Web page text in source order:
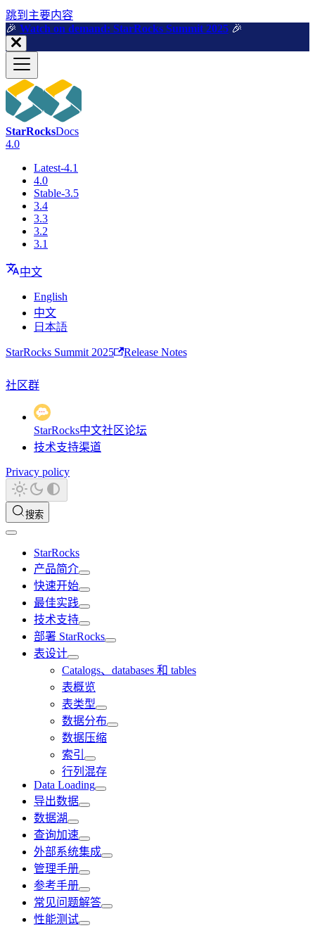
跳到主要内容
🎉️ Watch on demand: StarRocks Summit 2025 🎉️
StarRocksDocs
4.0
Latest-4.1
4.0
Stable-3.5
3.4
3.3
3.2
3.1
中文
English
中文
日本語
StarRocks Summit 2025 Release Notes
社区群
StarRocks中文社区论坛
技术支持渠道
Privacy policy
搜索
StarRocks
产品简介
快速开始
最佳实践
技术支持
部署 StarRocks
表设计
Catalogs、databases 和 tables
表概览
表类型
数据分布
数据压缩
索引
行列混存
Data Loading
导出数据
数据湖
查询加速
外部系统集成
管理手册
参考手册
常见问题解答
性能测试